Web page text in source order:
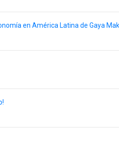
en América Latina de Gaya